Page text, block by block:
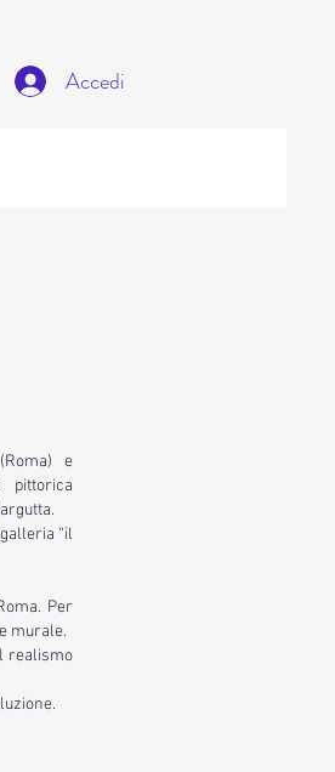
Accedi
e
pittorica
“il
Per
murale.
realismo